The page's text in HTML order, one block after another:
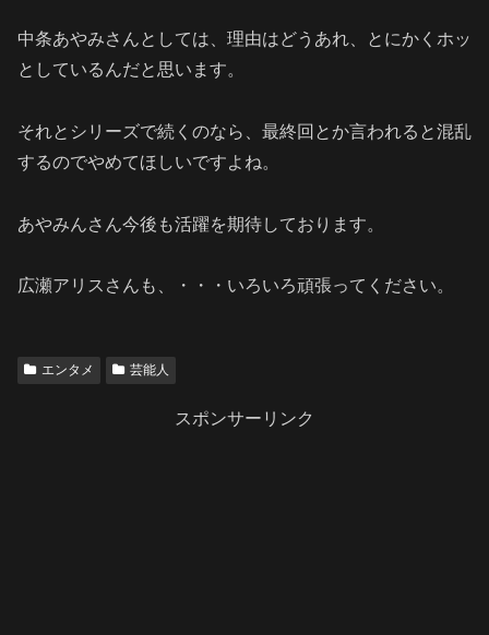
中条あやみさんとしては、理由はどうあれ、とにかくホッ
としているんだと思います。
それとシリーズで続くのなら、最終回とか言われると混乱
するのでやめてほしいですよね。
あやみんさん今後も活躍を期待しております。
広瀬アリスさんも、・・・いろいろ頑張ってください。
エンタメ 芸能人
スポンサーリンク